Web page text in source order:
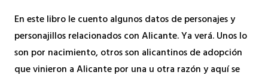
En este libro le cuento algunos datos de personajes y
personajillos relacionados con Alicante. Ya verá. Unos lo
son por nacimiento, otros son alicantinos de adopción
que vinieron a Alicante por una u otra razón y aquí se